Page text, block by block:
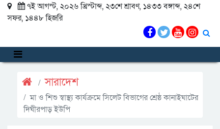
৭ই আগস্ট, ২০২৬ খ্রিস্টাব্দ, ২৩শে শ্রাবণ, ১৪৩৩ বঙ্গাব্দ, ২৪শে
সফর, ১৪৪৮ হিজরি
সারাদেশ
মা ও শিশু স্বাস্থ্য কার্যক্রমে সিলেট বিভাগের শ্রেষ্ঠ কানাইঘাটের
দিঘীরপাড় ইউপি